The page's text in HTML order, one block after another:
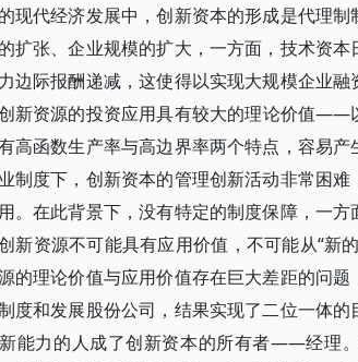
现代经济发展中，创新资本的形成是代理
扩张、企业规模的扩大，一方面，技术资
边际报酬递减，这使得以实现大规模企业
新资源的投资应用具有较大的理论价值——
高函数生产率与高边界率两个特点，容易
制度下，创新资本的管理创新活动非常困
。在此背景下，没有特定的制度保障，一
新资源不可能具有应用价值，不可能从“新
的理论价值与应用价值存在巨大差距的问
度和发展股份公司，结果实现了二位一体
能力的人成了创新资本的所有者——经理